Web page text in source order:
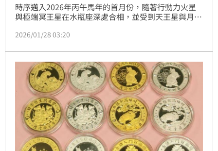
時序邁入2026年丙午馬年的首月份，隨著行動力火星
與極端冥王星在水瓶座深處合相，並受到天王星與月亮
不穩定」的巔峰。塔羅牌老師艾菲爾在臉書指出，4生
險與對等暴利，資產水位將迎來前所未有的狂飆或海
嘯。
2026/01/28 03:20